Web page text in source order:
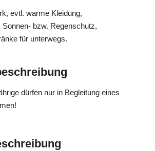
hm
h
evtl. warme Kleidung,
bzw. Regenschutz,
für unterwegs.
dürfen nur in Begleitung eines